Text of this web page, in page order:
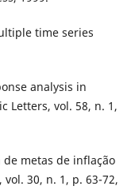
time series
analysis in
Letters, vol. 58, n. 1,
de metas de inflação
30, n. 1, p. 63-72,